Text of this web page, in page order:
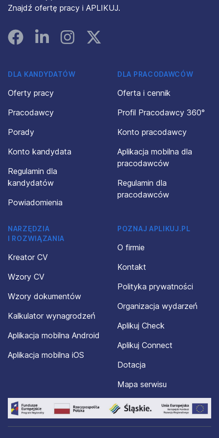
Znajdź ofertę pracy i APLIKUJ.
FacebookLinked InInstagramInstagram
DLA KANDYDATÓW
Oferty pracy
Pracodawcy
Porady
Konto kandydata
Regulamin dla
kandydatów
Powiadomienia
DLA PRACODAWCÓW
Oferta i cennik
Profil Pracodawcy 360°
Konto pracodawcy
Aplikacja mobilna dla
pracodawców
Regulamin dla
pracodawców
NARZĘDZIA
I ROZWIĄZANIA
Kreator CV
Wzory CV
Wzory dokumentów
Kalkulator wynagrodzeń
Aplikacja mobilna Android
Aplikacja mobilna iOS
POZNAJ APLIKUJ.PL
O firmie
Kontakt
Polityka prywatności
Organizacja wydarzeń
Aplikuj Check
Aplikuj Connect
Dotacja
Mapa serwisu